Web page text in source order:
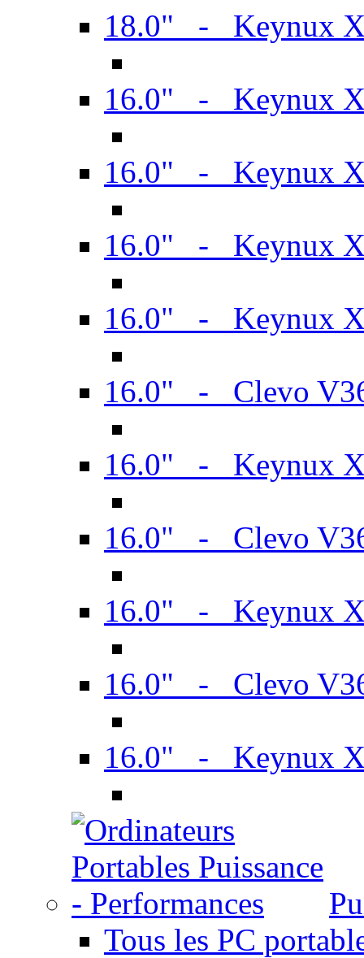
18.0" - Keynux
16.0" - Keynux
16.0" - Keynux
16.0" - Keynux
16.0" - Keynux
16.0" - Clevo
16.0" - Keynux
16.0" - Clevo
16.0" - Keynux
16.0" - Clevo
16.0" - Keynux
Tous les PC